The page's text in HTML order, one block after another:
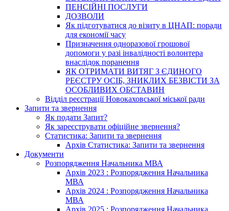
ПЕНСІЙНІ ПОСЛУГИ
ДОЗВОЛИ
Як підготуватися до візиту в ЦНАП: поради
для економії часу
Призначення одноразової грошової
допомоги у разі інвалідності волонтера
внаслідок поранення
ЯК ОТРИМАТИ ВИТЯГ З ЄДИНОГО
РЕЄСТРУ ОСІБ, ЗНИКЛИХ БЕЗВІСТИ ЗА
ОСОБЛИВИХ ОБСТАВИН
Відділ реєстрації Новокаховської міської ради
Запити та звернення
Як подати Запит?
Як зареєструвати офіційне звернення?
Статистика: Запити та звернення
Архів Статистика: Запити та звернення
Документи
Розпорядження Начальника МВА
Архів 2023 : Розпорядження Начальника
МВА
Архів 2024 : Розпорядження Начальника
МВА
Архів 2025 : Розпорядження Начальника